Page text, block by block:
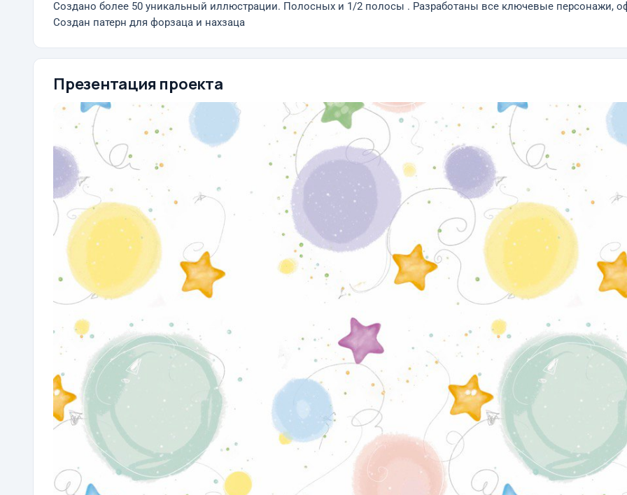
Создано более 50 уникальный иллюстрации. Полосных и 1/2 полосы . Разработаны все ключевые персонажи,
Создан патерн для форзаца и нахзаца
Презентация проекта